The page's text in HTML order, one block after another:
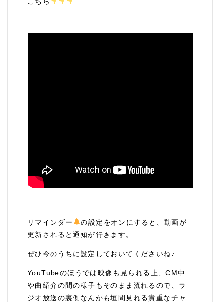
リマインダー
の設定をオンにすると、動画が
更新されると通知が行きます。
ぜひ今のうちに設定しておいてくださいね♪
YouTubeのほうでは映像も見られる上、CM中
や曲紹介の間の様子もそのまま流れるので、ラ
ジオ放送の裏側なんかも垣間見れる貴重なチャ